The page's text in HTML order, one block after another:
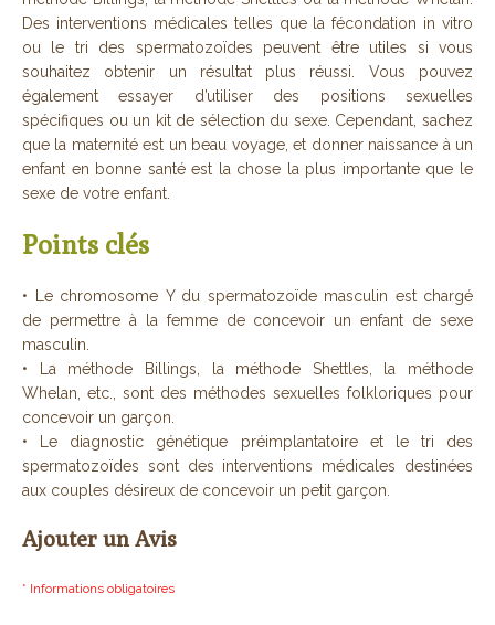
Des interventions médicales telles que la fécondation in vitro
ou le tri des spermatozoïdes peuvent être utiles si vous
souhaitez obtenir un résultat plus réussi. Vous pouvez
également essayer d’utiliser des positions sexuelles
spécifiques ou un kit de sélection du sexe. Cependant, sachez
que la maternité est un beau voyage, et donner naissance à un
enfant en bonne santé est la chose la plus importante que le
sexe de votre enfant.
Points clés
• Le chromosome Y du spermatozoïde masculin est chargé
de permettre à la femme de concevoir un enfant de sexe
masculin.
• La méthode Billings, la méthode Shettles, la méthode
Whelan, etc., sont des méthodes sexuelles folkloriques pour
concevoir un garçon.
• Le diagnostic génétique préimplantatoire et le tri des
spermatozoïdes sont des interventions médicales destinées
aux couples désireux de concevoir un petit garçon.
Ajouter un Avis
* Informations obligatoires